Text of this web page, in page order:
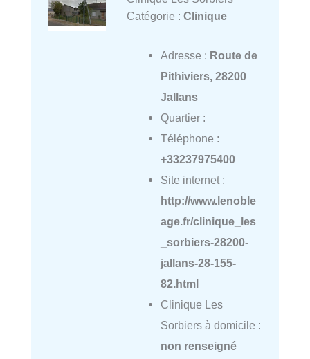
Catégorie : Clinique
Adresse : Route de
Pithiviers, 28200
Jallans
Quartier :
Téléphone :
+33237975400
Site internet :
http://www.lenoble
age.fr/clinique_les
_sorbiers-28200-
jallans-28-155-
82.html
Clinique Les
Sorbiers à domicile :
non renseigné